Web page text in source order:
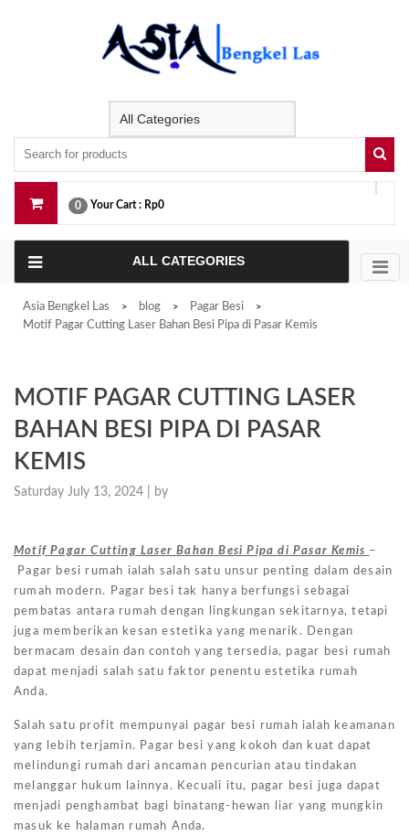
0 Your Cart : Rp0
ALL CATEGORIES
Asia Bengkel Las > blog > Pagar Besi >
Motif Pagar Cutting Laser Bahan Besi Pipa di Pasar Kemis
MOTIF PAGAR CUTTING LASER
BAHAN BESI PIPA DI PASAR
KEMIS
Saturday July 13, 2024 | by
Motif Pagar Cutting Laser Bahan Besi Pipa di Pasar Kemis –
Pagar besi rumah ialah salah satu unsur penting dalam desain
rumah modern. Pagar besi tak hanya berfungsi sebagai
pembatas antara rumah dengan lingkungan sekitarnya, tetapi
juga memberikan kesan estetika yang menarik. Dengan
bermacam desain dan contoh yang tersedia, pagar besi rumah
dapat menjadi salah satu faktor penentu estetika rumah
Anda.
Salah satu profit mempunyai pagar besi rumah ialah keamanan
yang lebih terjamin. Pagar besi yang kokoh dan kuat dapat
melindungi rumah dari ancaman pencurian atau tindakan
melanggar hukum lainnya. Kecuali itu, pagar besi juga dapat
menjadi penghambat bagi binatang-hewan liar yang mungkin
masuk ke halaman rumah Anda.